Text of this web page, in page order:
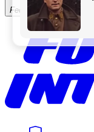
Fechar Menu